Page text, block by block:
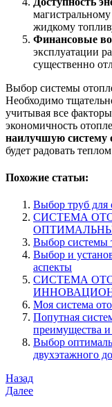
жидкому
Финансовые
эксплуатации
существенно
Выбор системы
Необходимо
учитывая все
экономичность
наилучшую систему
будет радовать
Похожие статьи:
Выбор труб для
СИСТЕМА
Выбор системы
Выбор и
аспекты
СИСТЕМА
Моя система
Попутная
преимущества и
Выбор
двухэтажного
Навигация
по
Предыдущая
запись
Назад
Следующая
Далее